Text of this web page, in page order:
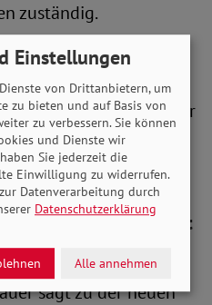
zuständig.
einen News-
Leah Ramirez (14),
Deutschland lebt. Hier
aufbereitet
zu Solidarität
sagt zu der neuen
Einstellungen
von Drittanbietern, um
zu bieten und auf Basis von
zu verbessern. Sie können
und Dienste wir
Sie jederzeit die
Einwilligung zu widerrufen.
Datenverarbeitung durch
Datenschutzerklärung
Alle annehmen